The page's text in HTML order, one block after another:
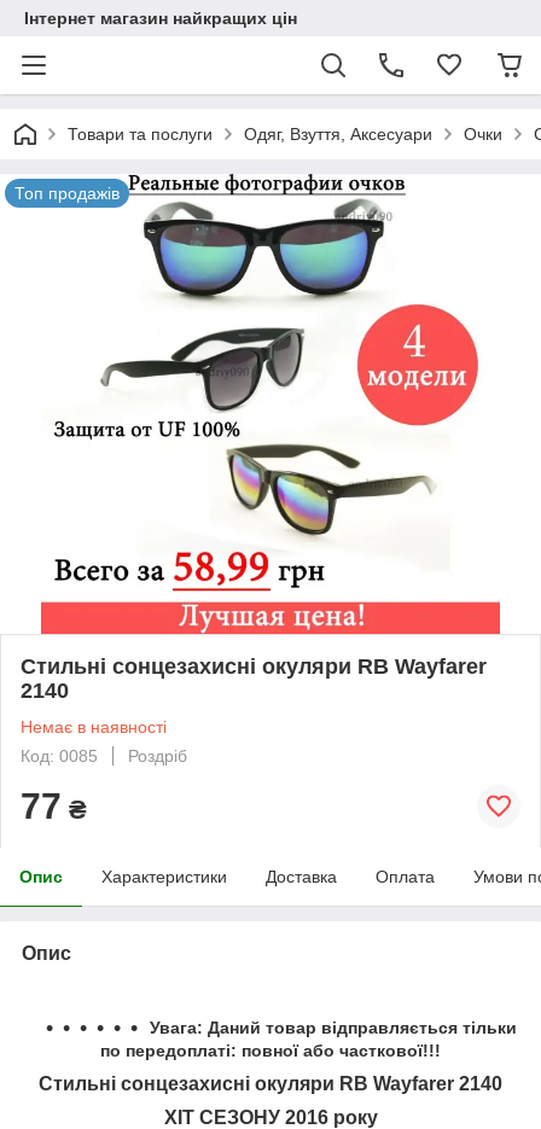
Інтернет магазин найкращих цін
Товари та послуги Одяг, Взуття, Аксесуари Очки
Топ продажів
Стильні сонцезахисні окуляри RB Wayfarer
2140
Немає в наявності
Код: 0085
Роздріб
77 ₴
Опис Характеристики Доставка Оплата Умови
Опис
Увага: Даний товар відправляється тільки
по передоплаті: повної або часткової!!!
Стильні сонцезахисні окуляри RB Wayfarer 2140
ХІТ СЕЗОНУ 2016 року